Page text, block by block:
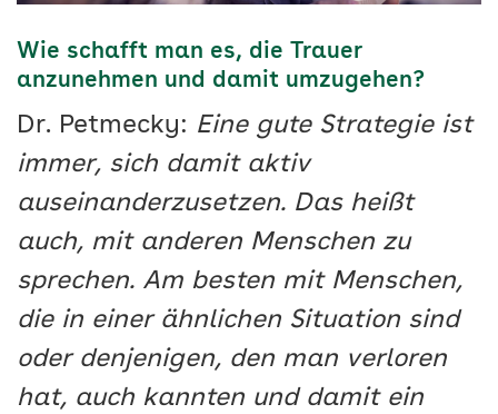
Wie schafft man es, die Trauer
anzunehmen und damit umzugehen?
Dr. Petmecky: Eine gute Strategie ist
immer, sich damit aktiv
auseinanderzusetzen. Das heißt
auch, mit anderen Menschen zu
sprechen. Am besten mit Menschen,
die in einer ähnlichen Situation sind
oder denjenigen, den man verloren
hat, auch kannten und damit ein